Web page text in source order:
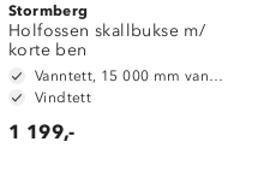
Stormberg
Holfossen skallbukse m/
korte ben
Vanntett, 15 000 mm vannsøyle
Vindtett
1 199,-